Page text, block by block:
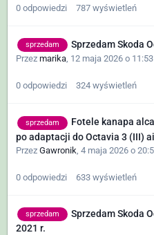
0 odpowiedzi 787 wyświetleń
sprzedam Sprzedam Skoda
Przez marika, 12 maja 2026 o 11:53
0 odpowiedzi 324 wyświetleń
sprzedam
Fotele kanapa
po adaptacji do Octavia 3 (III)
Przez Gawronik 4 maja 2026 o
0 odpowiedzi 633 wyświetleń
sprzedam
Sprzedam Skoda
2021 r.